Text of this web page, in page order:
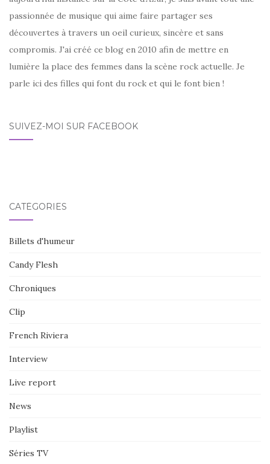
passionnée de musique qui aime faire partager ses
découvertes à travers un oeil curieux, sincère et sans
compromis. J'ai créé ce blog en 2010 afin de mettre en
lumière la place des femmes dans la scène rock actuelle. Je
parle ici des filles qui font du rock et qui le font bien !
SUIVEZ-MOI SUR FACEBOOK
CATÉGORIES
Billets d'humeur
Candy Flesh
Chroniques
Clip
French Riviera
Interview
Live report
News
Playlist
Séries TV